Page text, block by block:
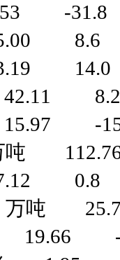
-31.8
8.6
14.0
8.2
-
吨
0.8
万吨
19.66 -